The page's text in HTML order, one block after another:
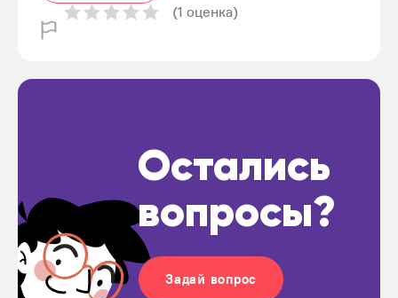
(1 оценка)
Остались
вопросы?
Задай вопрос